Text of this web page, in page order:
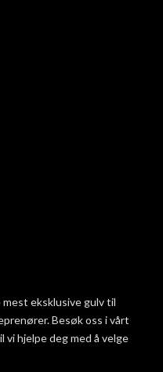
mest eksklusive gulv til
Besøk oss i vårt
vi hjelpe deg med å velge